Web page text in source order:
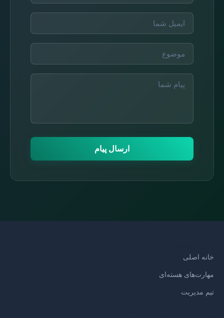
ارسال پیام
خانه اصلی
مهارت‌های هسته‌ای
تیم مدیریت